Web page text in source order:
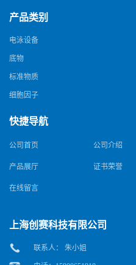
产品类别
电泳设备
底物
标准物质
细胞因子
快捷导航
公司首页 公司介绍
产品展厅 证书荣誉
在线留言
上海创赛科技有限公司
联系人： 朱小姐